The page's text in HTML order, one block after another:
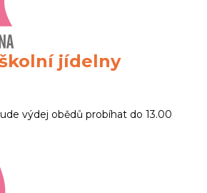
jídelny
výdej obědů probíhat do 13.00